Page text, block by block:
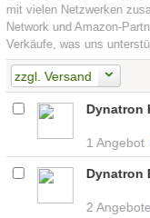
mit vielen Netzwerken
Network und Amazon-
Verkäufe, was uns
zzgl. Versand
Dynatron
1 Angebot
Dynatron
2 Angebote